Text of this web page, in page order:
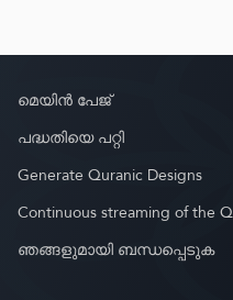
മെയിൻ പേജ്
പദ്ധതിയെ പറ്റി
Generate Quranic Designs
Continuous streaming of the
ഞങ്ങളുമായി ബന്ധപ്പെടുക